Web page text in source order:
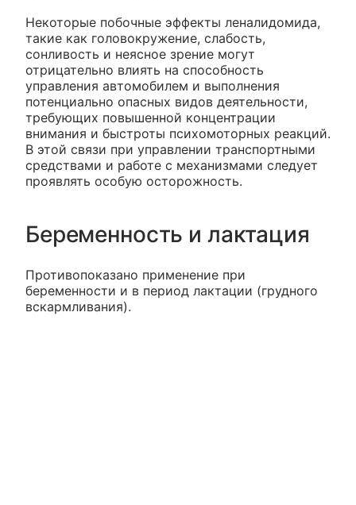
Некоторые побочные эффекты леналидомида,
такие как головокружение, слабость,
сонливость и неясное зрение могут
отрицательно влиять на способность
управления автомобилем и выполнения
потенциально опасных видов деятельности,
требующих повышенной концентрации
внимания и быстроты психомоторных реакций.
В этой связи при управлении транспортными
средствами и работе с механизмами следует
проявлять особую осторожность.
Беременность и лактация
Противопоказано применение при
беременности и в период лактации (грудного
вскармливания).